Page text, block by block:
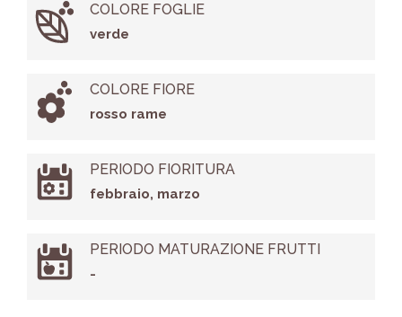
COLORE FOGLIE
verde
COLORE FIORE
rosso rame
PERIODO FIORITURA
febbraio, marzo
PERIODO MATURAZIONE FRUTTI
-